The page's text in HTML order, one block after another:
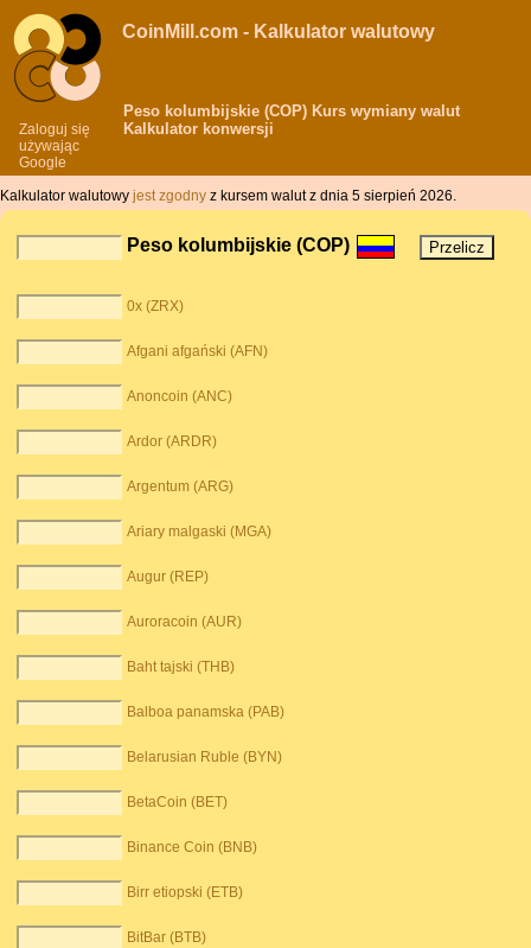
Zaloguj się
używając
Google
CoinMill.com - Kalkulator walutowy
Peso kolumbijskie (COP) Kurs wymiany walut
Kalkulator konwersji
Kalkulator walutowy jest zgodny z kursem walut z dnia 5 sierpień 2026.
Peso kolumbijskie (COP)
0x (ZRX)
Afgani afgański (AFN)
Anoncoin (ANC)
Ardor (ARDR)
Argentum (ARG)
Ariary malgaski (MGA)
Augur (REP)
Auroracoin (AUR)
Baht tajski (THB)
Balboa panamska (PAB)
Belarusian Ruble (BYN)
BetaCoin (BET)
Binance Coin (BNB)
Birr etiopski (ETB)
BitBar (BTB)